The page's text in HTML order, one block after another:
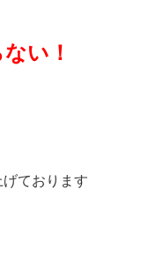
い！
ております